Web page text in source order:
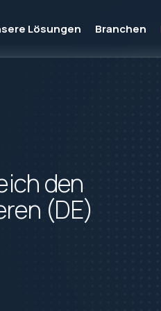
Lösungen Branchen
Bauwesen &
Management
und Einhaltung von
den
(DE)